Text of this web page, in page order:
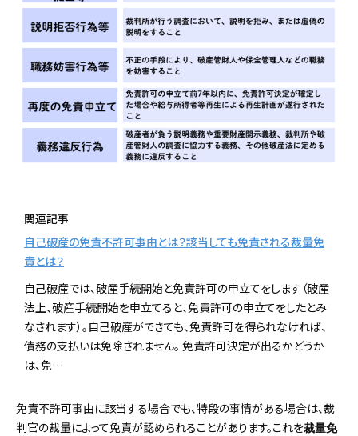
関連記事
自己破産の免責不許可事由とは？該当しても免責される裁量免
責とは？
自己破産では、破産手続開始と免責許可の申立てをします（破産
法上、破産手続開始を申立てると、免責許可の申立てをしたとみ
なされます）。自己破産ができても、免責許可を得られなければ、
債務の支払いは免除されません。 免責許可決定が出るかどうか
は、免…
免責不許可事由に該当する場合でも、特段の事情がある場合は、裁
判官の裁量によって免責が認められることがあります。これを裁量免